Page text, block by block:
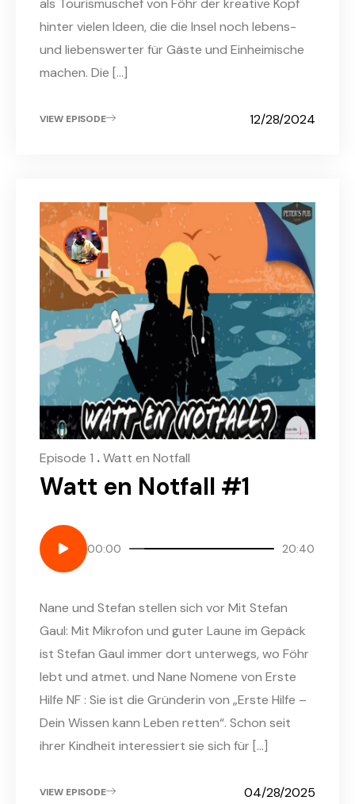
als Tourismuschef von Föhr der kreative Kopf
hinter vielen Ideen, die die Insel noch lebens-
und liebenswerter für Gäste und Einheimische
machen. Die […]
VIEW EPISODE 12/28/2024
Episode 1 .Watt en Notfall
Watt en Notfall #1
00:00 20:40
Nane und Stefan stellen sich vor​ Mit Stefan
Gaul: Mit Mikrofon und guter Laune im Gepäck
ist Stefan Gaul immer dort unterwegs, wo Föhr
lebt und atmet. und Nane Nomene von Erste
Hilfe NF : Sie ist die Gründerin von „Erste Hilfe –
Dein Wissen kann Leben retten“. Schon seit
ihrer Kindheit interessiert sie sich für […]
VIEW EPISODE 04/28/2025